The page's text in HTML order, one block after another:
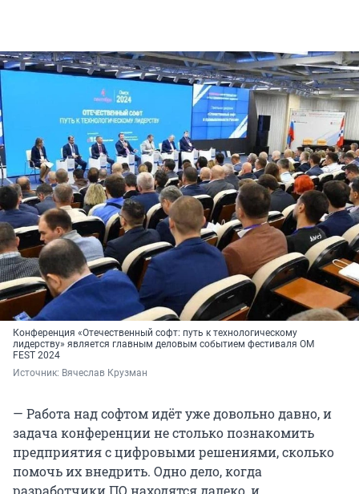
Конференция «Отечественный софт: путь к технологическому
лидерству» является главным деловым событием фестиваля OM
FEST 2024
Источник: Вячеслав Крузман
— Работа над софтом идёт уже довольно давно, и
задача конференции не столько познакомить
предприятия с цифровыми решениями, сколько
помочь их внедрить. Одно дело, когда